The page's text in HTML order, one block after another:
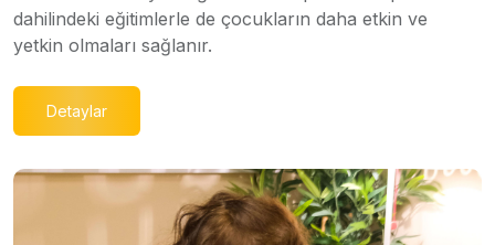
dahilindeki eğitimlerle de çocukların daha etkin ve
yetkin olmaları sağlanır.
Detaylar